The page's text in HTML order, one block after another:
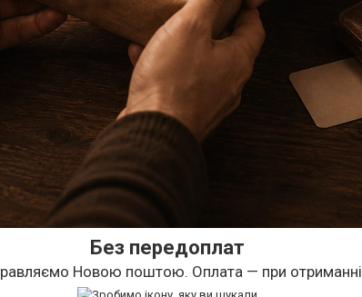
Без передоплат
Новою поштою. Оплата — при